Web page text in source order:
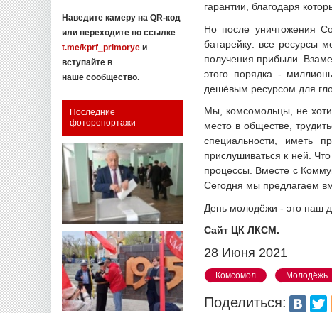
Наведите камеру на QR-код
или переходите по ссылке
t.me/kprf_primorye и
вступайте в
наше сообщество.
Последние
фоторепортажи
гарантии, благодаря
Но после уничтожения
батарейку: все ресурсы
получения прибыли.
этого порядка -
дешёвым ресурсом для
Мы, комсомольцы, не
место в обществе,
специальности, иметь
прислушиваться к ней.
процессы. Вместе с
Сегодня мы предлагаем
День молодёжи - это наш
Сайт ЦК ЛКСМ.
28 Июня 2021
Комсомол Молодёжь
Поделиться: